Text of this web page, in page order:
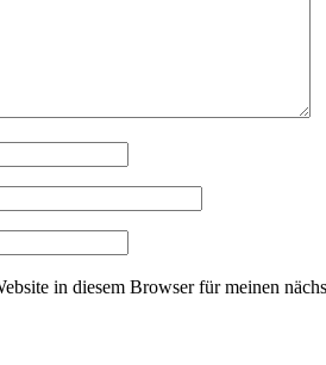
in diesem Browser für meinen